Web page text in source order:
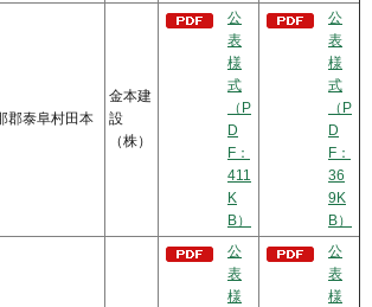
郡泰阜村田本
金本建
設
（株）
公
表
様
式
（P
D
F：
411
K
B）
公
表
様
式
（P
D
F：
36
9K
B）
公
表
様
公
表
様